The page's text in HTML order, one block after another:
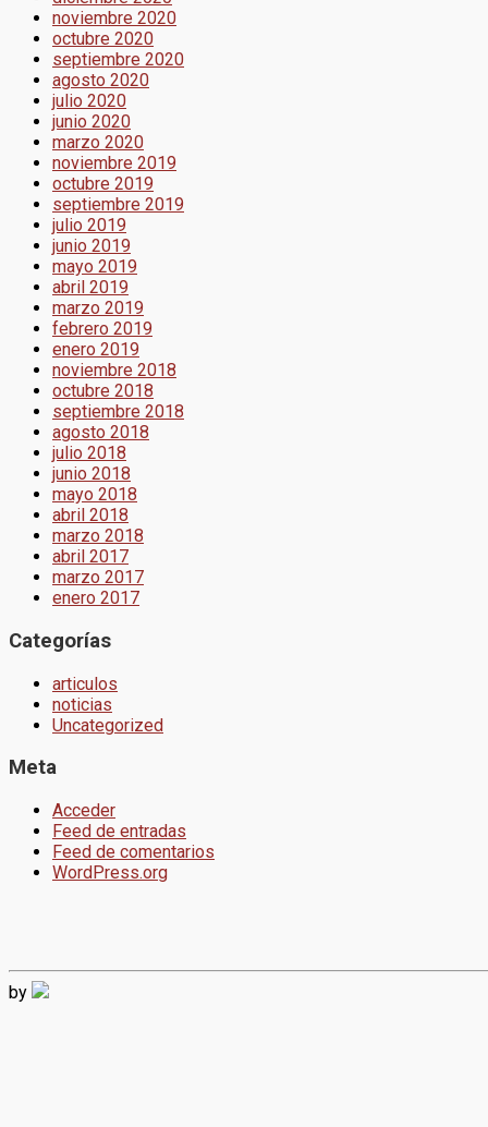
noviembre 2020
octubre 2020
septiembre 2020
agosto 2020
julio 2020
junio 2020
marzo 2020
noviembre 2019
octubre 2019
septiembre 2019
julio 2019
junio 2019
mayo 2019
abril 2019
marzo 2019
febrero 2019
enero 2019
noviembre 2018
octubre 2018
septiembre 2018
agosto 2018
julio 2018
junio 2018
mayo 2018
abril 2018
marzo 2018
abril 2017
marzo 2017
enero 2017
Categorías
articulos
noticias
Uncategorized
Meta
Acceder
Feed de entradas
Feed de comentarios
WordPress.org
by